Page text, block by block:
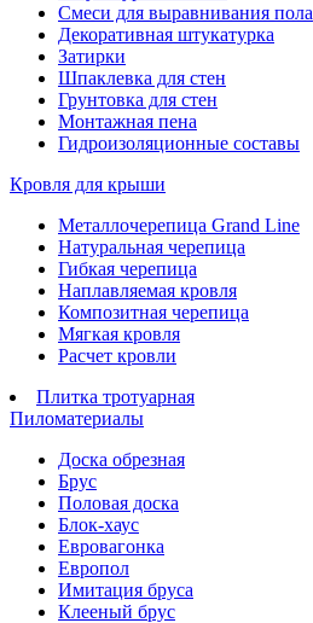
Смеси для выравнивания пола
Декоративная штукатурка
Затирки
Шпаклевка для стен
Грунтовка для стен
Монтажная пена
Гидроизоляционные составы
Кровля для крыши
Металлочерепица Grand Line
Натуральная черепица
Гибкая черепица
Наплавляемая кровля
Композитная черепица
Мягкая кровля
Расчет кровли
Плитка тротуарная
Пиломатериалы
Доска обрезная
Брус
Половая доска
Блок-хаус
Евровагонка
Европол
Имитация бруса
Клееный брус